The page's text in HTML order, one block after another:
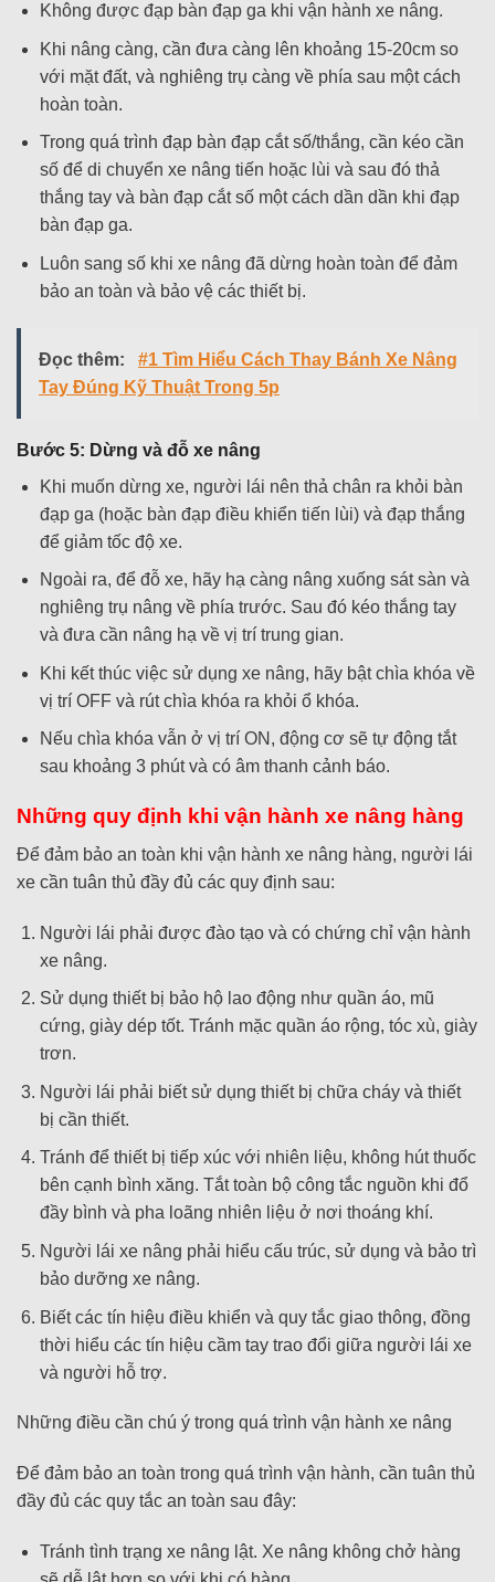
Không được đạp bàn đạp ga khi vận hành xe nâng.
Khi nâng càng, cần đưa càng lên khoảng 15-20cm so
với mặt đất, và nghiêng trụ càng về phía sau một cách
hoàn toàn.
Trong quá trình đạp bàn đạp cắt số/thắng, cần kéo cần
số để di chuyển xe nâng tiến hoặc lùi và sau đó thả
thắng tay và bàn đạp cắt số một cách dần dần khi đạp
bàn đạp ga.
Luôn sang số khi xe nâng đã dừng hoàn toàn để đảm
bảo an toàn và bảo vệ các thiết bị.
Đọc thêm:
#1 Tìm Hiểu Cách Thay Bánh Xe Nâng
Tay Đúng Kỹ Thuật Trong 5p
Bước 5: Dừng và đỗ xe nâng
Khi muốn dừng xe, người lái nên thả chân ra khỏi bàn
đạp ga (hoặc bàn đạp điều khiển tiến lùi) và đạp thắng
để giảm tốc độ xe.
Ngoài ra, để đỗ xe, hãy hạ càng nâng xuống sát sàn và
nghiêng trụ nâng về phía trước. Sau đó kéo thắng tay
và đưa cần nâng hạ về vị trí trung gian.
Khi kết thúc việc sử dụng xe nâng, hãy bật chìa khóa về
vị trí OFF và rút chìa khóa ra khỏi ổ khóa.
Nếu chìa khóa vẫn ở vị trí ON, động cơ sẽ tự động tắt
sau khoảng 3 phút và có âm thanh cảnh báo.
Những quy định khi vận hành xe nâng hàng
Để đảm bảo an toàn khi vận hành xe nâng hàng, người lái
xe cần tuân thủ đầy đủ các quy định sau:
Người lái phải được đào tạo và có chứng chỉ vận hành
xe nâng.
Sử dụng thiết bị bảo hộ lao động như quần áo, mũ
cứng, giày dép tốt. Tránh mặc quần áo rộng, tóc xù, giày
trơn.
Người lái phải biết sử dụng thiết bị chữa cháy và thiết
bị cần thiết.
Tránh để thiết bị tiếp xúc với nhiên liệu, không hút thuốc
bên cạnh bình xăng. Tắt toàn bộ công tắc nguồn khi đổ
đầy bình và pha loãng nhiên liệu ở nơi thoáng khí.
Người lái xe nâng phải hiểu cấu trúc, sử dụng và bảo trì
bảo dưỡng xe nâng.
Biết các tín hiệu điều khiển và quy tắc giao thông, đồng
thời hiểu các tín hiệu cầm tay trao đổi giữa người lái xe
và người hỗ trợ.
Những điều cần chú ý trong quá trình vận hành xe nâng
Để đảm bảo an toàn trong quá trình vận hành, cần tuân thủ
đầy đủ các quy tắc an toàn sau đây:
Tránh tình trạng xe nâng lật. Xe nâng không chở hàng